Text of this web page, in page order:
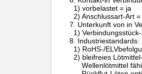
1) vorbelastet = ja
2) Anschlussart-Art
7. Unterkunft von in
1)
8. Industriestandards:
1) RoHS-/
2) bleifreies
Wellenlötmittel